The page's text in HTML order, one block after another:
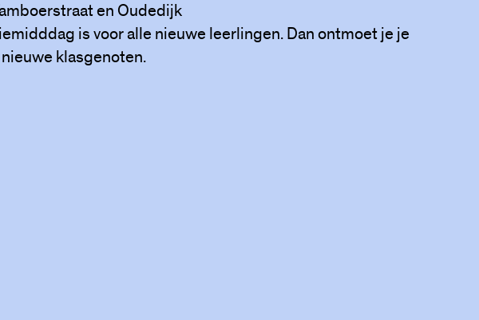
en Oudedijk
is voor alle nieuwe leerlingen. Dan ontmoet je je
klasgenoten.